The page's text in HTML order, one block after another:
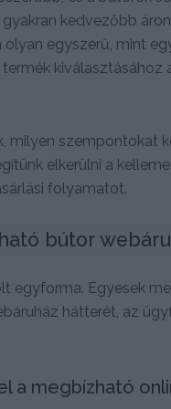
kedvezőbb
egyszerű, mint
milyen szempontokat
elkerülni a
folyamatot.
bútor
egyforma. Egyesek
hátterét, az
a megbízható